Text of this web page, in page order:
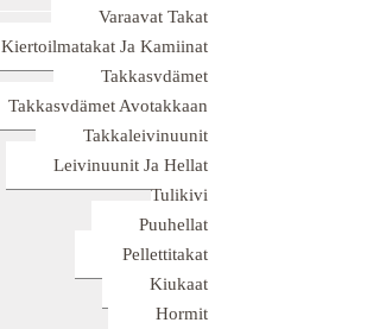
Varaavat Takat
Kiertoilmatakat Ja Kamiinat
Takkasydämet
Takkasydämet Avotakkaan
Takkaleivinuunit
Leivinuunit Ja Hellat
Tulikivi
Puuhellat
Pellettitakat
Kiukaat
Hormit